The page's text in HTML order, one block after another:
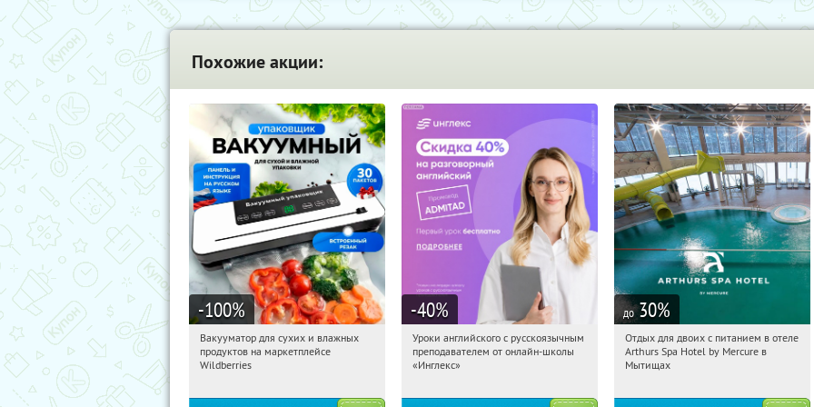
Похожие акции:
-100%
18:58:15 Получили:186
Россия
Вакууматор для сухих и влажных
продуктов на маркетплейсе
Wildberries
-40%
18:58:15
Получи первым!
Россия
Уроки английского с русскоязычным
преподавателем от онлайн-школы
«Инглекс»
до 30%
18:58:15
Купи первым!
Московская обл., г. Мытищи, д.
Отдых для двоих с питанием в отеле
Arthurs Spa Hotel by Mercure в
Мытищах